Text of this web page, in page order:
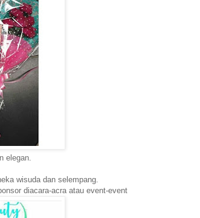
elegan.
wisuda dan selempang.
diacara-acra atau event-event